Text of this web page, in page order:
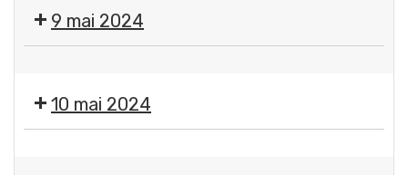
des
services
9 mai 2024
des
services
10 mai 2024